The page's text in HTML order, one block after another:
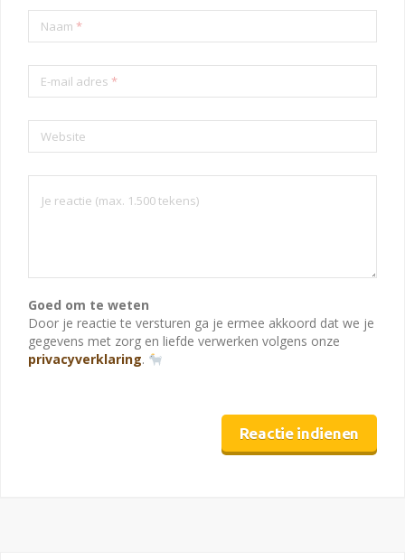
Naam *
E-mail adres *
Website
Goed om te weten
Door je reactie te versturen ga je ermee akkoord dat we je
gegevens met zorg en liefde verwerken volgens onze
privacyverklaring.